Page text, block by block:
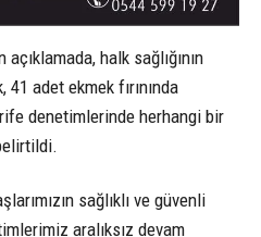
halk sağlığının
adet ekmek fırınında
denetimlerinde herhangi bir
sağlıklı ve güvenli
aralıksız devam